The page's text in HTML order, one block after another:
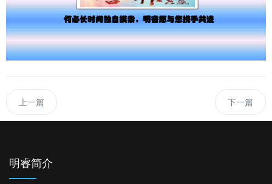
上一篇 下一篇
明睿简介